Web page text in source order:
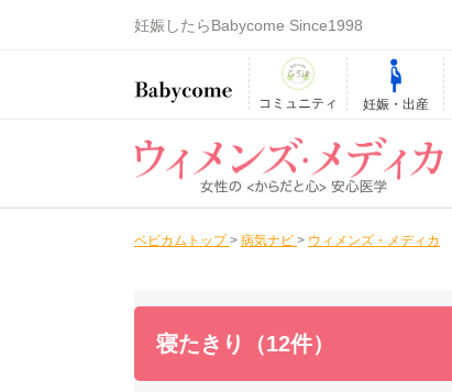
妊娠したらBabycome Since1998
コミュニティ 妊娠・出産
ベビカムトップ > 病気ナビ > ウィメンズ・メディカ
寝たきり（12件）